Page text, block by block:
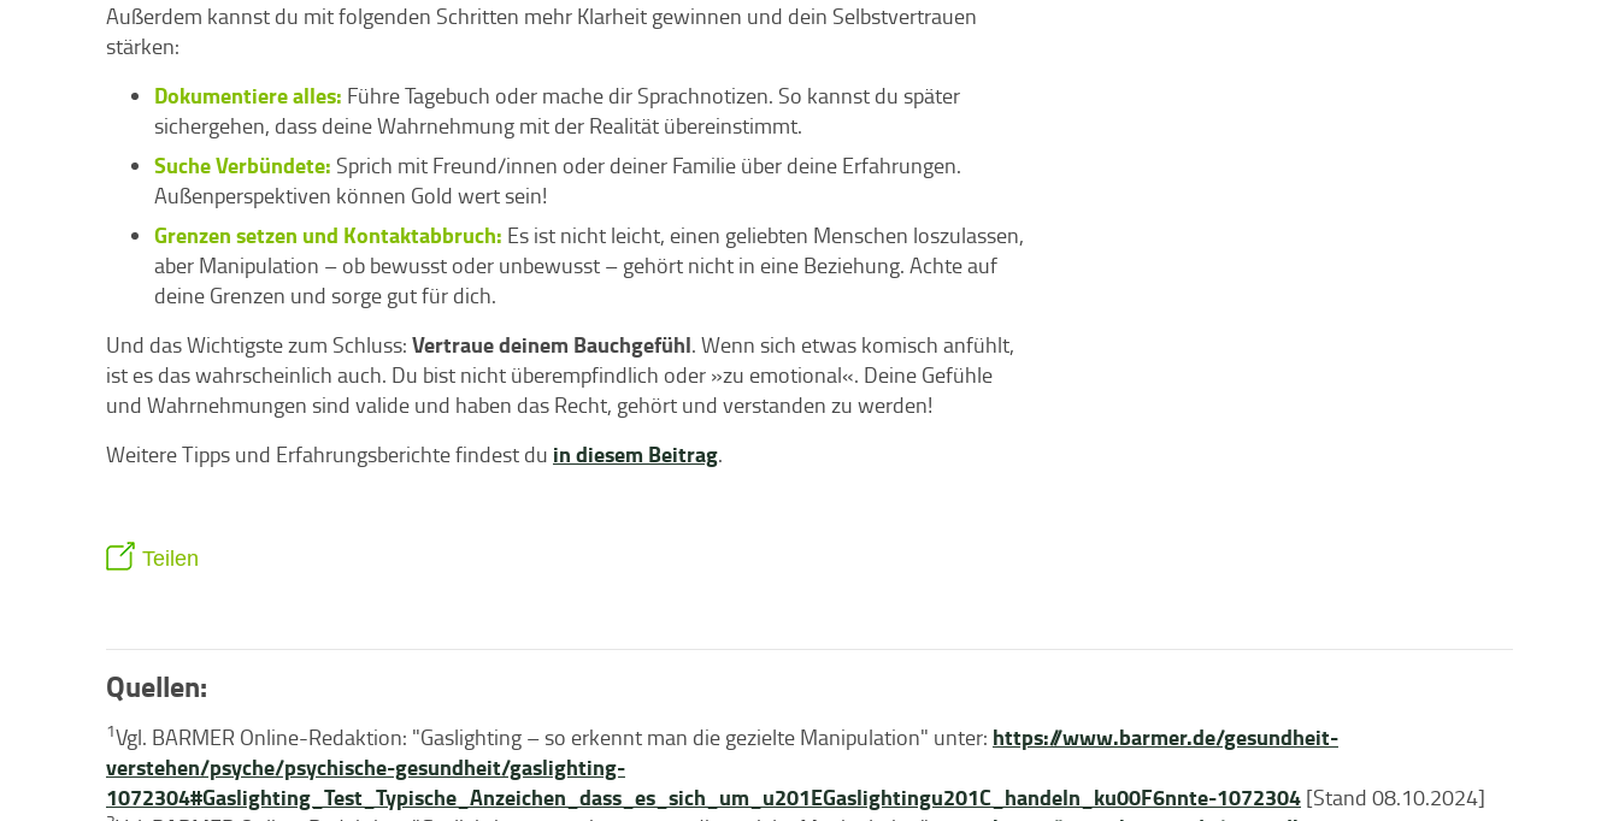
Außerdem kannst du mit folgenden Schritten mehr Klarheit gewinnen und dein Selbstvertrauen
stärken:
Dokumentiere alles: Führe Tagebuch oder mache dir Sprachnotizen. So kannst du später
sichergehen, dass deine Wahrnehmung mit der Realität übereinstimmt.
Suche Verbündete: Sprich mit Freund/innen oder deiner Familie über deine Erfahrungen.
Außenperspektiven können Gold wert sein!
Grenzen setzen und Kontaktabbruch: Es ist nicht leicht, einen geliebten Menschen loszulassen,
aber Manipulation – ob bewusst oder unbewusst – gehört nicht in eine Beziehung. Achte auf
deine Grenzen und sorge gut für dich.
Und das Wichtigste zum Schluss: Vertraue deinem Bauchgefühl. Wenn sich etwas komisch anfühlt,
ist es das wahrscheinlich auch. Du bist nicht überempfindlich oder »zu emotional«. Deine Gefühle
und Wahrnehmungen sind valide und haben das Recht, gehört und verstanden zu werden!
Weitere Tipps und Erfahrungsberichte findest du in diesem Beitrag.
Teilen
Quellen:
1Vgl. BARMER Online-Redaktion: "Gaslighting – so erkennt man die gezielte Manipulation" unter: https://www.barmer.de/gesundheit-
verstehen/psyche/psychische-gesundheit/gaslighting-
1072304#Gaslighting_Test_Typische_Anzeichen_dass_es_sich_um_u201EGaslightingu201C_handeln_ku00F6nnte-1072304 [Stand 08.10.2024]